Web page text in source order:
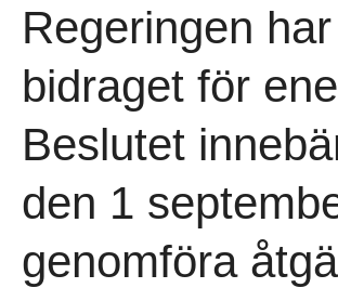
Regeringen
bidraget för
Beslutet
den 1
genomföra